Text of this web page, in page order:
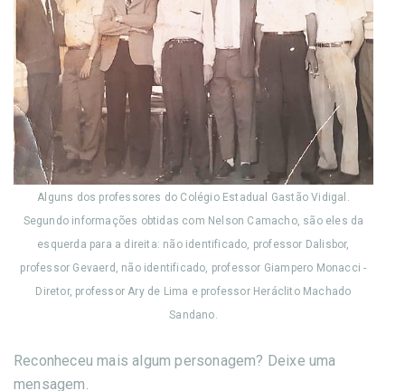
Alguns dos professores do Colégio Estadual Gastão Vidigal.
Segundo informações obtidas com Nelson Camacho, são eles da
esquerda para a direita: não identificado, professor Dalisbor,
professor Gevaerd, não identificado, professor Giampero Monacci -
Diretor, professor Ary de Lima e professor Heráclito Machado
Sandano.
Reconheceu mais algum personagem? Deixe uma
mensagem.